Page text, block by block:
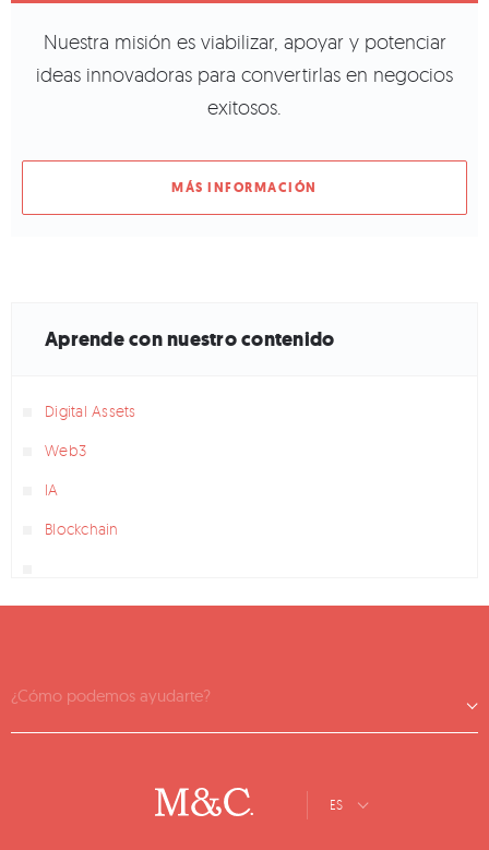
Nuestra misión es viabilizar, apoyar y potenciar
ideas innovadoras para convertirlas en negocios
exitosos.
MÁS INFORMACIÓN
Aprende con nuestro contenido
Digital Assets
Web3
IA
Blockchain
¿Cómo podemos ayudarte?
ES